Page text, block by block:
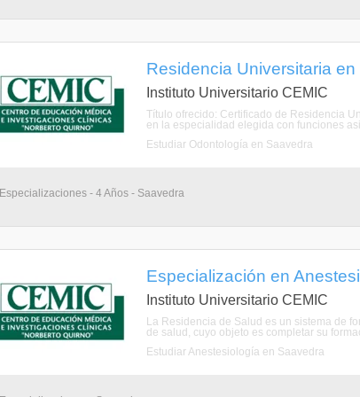
Residencia Universitaria
Instituto Universitario CEMIC
Título ofrecido: Certificado de Residencia
en la especialidad elegida con funciones
Estudiar Odontología en Saavedra
Especializaciones - 4 Años - Saavedra
Especialización en
Instituto Universitario CEMIC
La Residencia de Salud es un sistema de
de salud, cuyo objeto es completar su
Estudiar Anestesiología en Saavedra